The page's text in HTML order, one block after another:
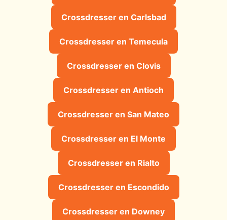
Crossdresser en Carlsbad
Crossdresser en Temecula
Crossdresser en Clovis
Crossdresser en Antioch
Crossdresser en San Mateo
Crossdresser en El Monte
Crossdresser en Rialto
Crossdresser en Escondido
Crossdresser en Downey